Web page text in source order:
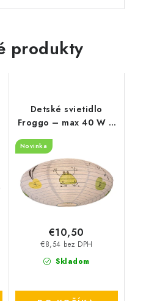
produkty
Detské svietidlo
Froggo – max 40 W –
Novinka
Skladom
€8,54 bez DPH
€10,50